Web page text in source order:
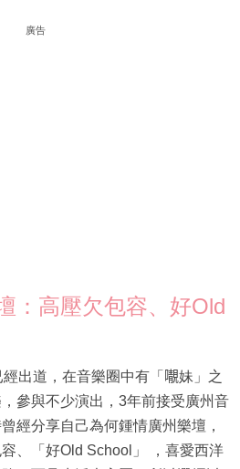
廣告
：高壓欠包容、好Old
出道，在音樂圈中有「𡃁妹」之
參與不少演出，3年前接受廣州音
經分享自己為何鍾情廣州樂壇，
、「好Old School」 ，喜愛西洋